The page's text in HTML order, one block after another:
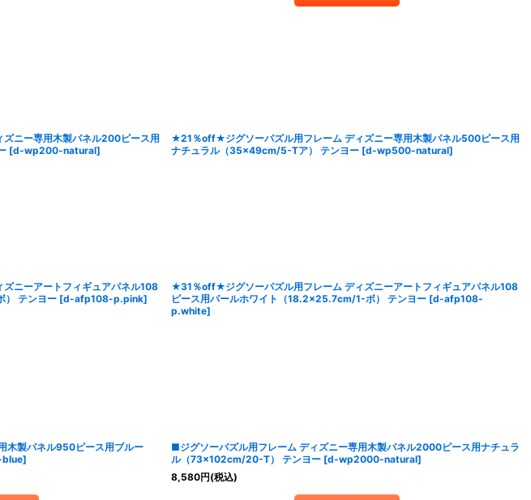
ニー専用木製パネル200ピース用
[d-wp200-natural]
★21％off★ジグソーパズル用フレーム ディズニー専用木製パネル500ピース用
ナチュラル（35×49cm/5-Tア） テンヨー [d-wp500-natural]
ニーアートフィギュアパネル108
） テンヨー [d-afp108-p.pink]
★31％off★ジグソーパズル用フレーム ディズニーアートフィギュアパネル108
ピース用パールホワイト（18.2×25.7cm/1-ボ） テンヨー [d-afp108-
p.white]
木製パネル950ピース用ブルー
]
■ジグソーパズル用フレーム ディズニー専用木製パネル2000ピース用ナチュラ
ル（73×102cm/20-T） テンヨー [d-wp2000-natural]
8,580円(税込)